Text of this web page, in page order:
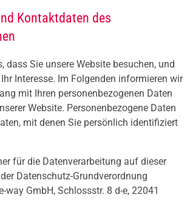
Kontaktdaten des
dass Sie unsere Website besuchen, und
Interesse. Im Folgenden informieren wir
mit Ihren personenbezogenen Daten
Website. Personenbezogene Daten
mit denen Sie persönlich identifiziert
für die Datenverarbeitung auf dieser
Datenschutz-Grundverordnung
way GmbH, Schlossstr. 8 d-e, 22041